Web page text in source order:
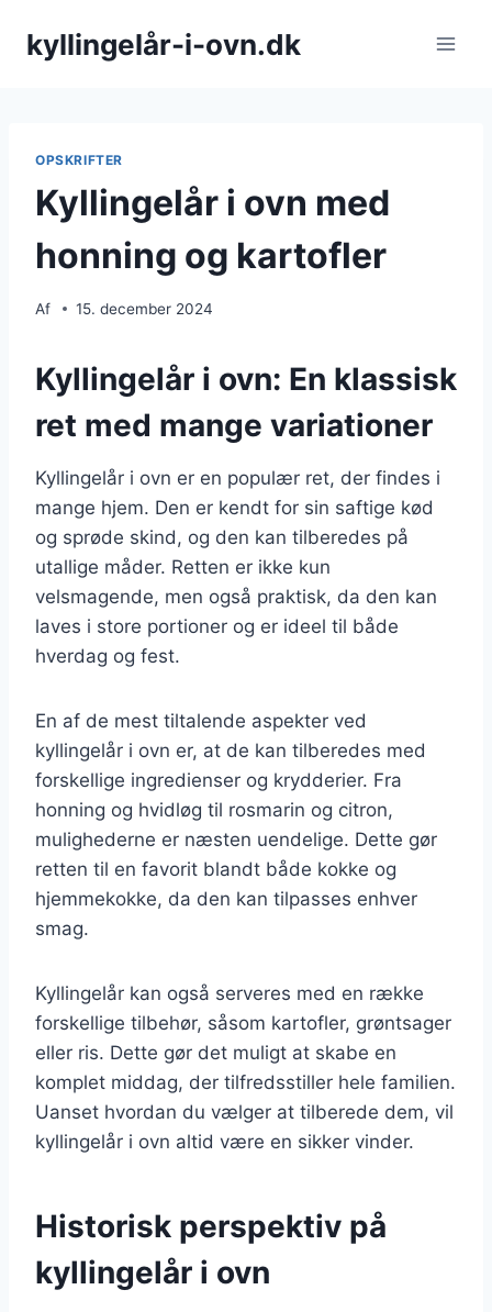
kyllingelår-i-ovn.dk
OPSKRIFTER
Kyllingelår i ovn med
honning og kartofler
Af 15. december 2024
Kyllingelår i ovn: En klassisk
ret med mange variationer
Kyllingelår i ovn er en populær ret, der findes i
mange hjem. Den er kendt for sin saftige kød
og sprøde skind, og den kan tilberedes på
utallige måder. Retten er ikke kun
velsmagende, men også praktisk, da den kan
laves i store portioner og er ideel til både
hverdag og fest.
En af de mest tiltalende aspekter ved
kyllingelår i ovn er, at de kan tilberedes med
forskellige ingredienser og krydderier. Fra
honning og hvidløg til rosmarin og citron,
mulighederne er næsten uendelige. Dette gør
retten til en favorit blandt både kokke og
hjemmekokke, da den kan tilpasses enhver
smag.
Kyllingelår kan også serveres med en række
forskellige tilbehør, såsom kartofler, grøntsager
eller ris. Dette gør det muligt at skabe en
komplet middag, der tilfredsstiller hele familien.
Uanset hvordan du vælger at tilberede dem, vil
kyllingelår i ovn altid være en sikker vinder.
Historisk perspektiv på
kyllingelår i ovn